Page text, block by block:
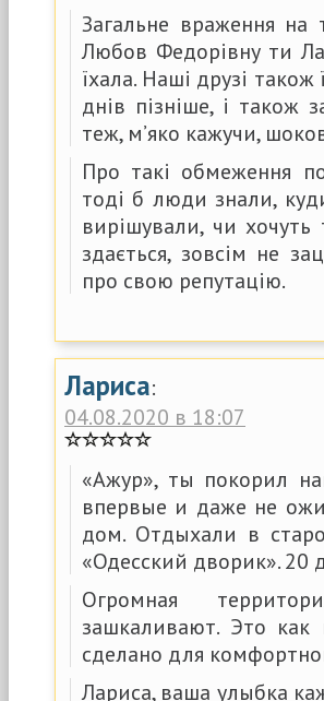
Загальне враження на
Любов Федорівну ти
їхала. Наші друзі
днів пізніше, і також
теж, м’яко кажучи,
Про такі обмеження
тоді б люди знали,
вирішували, чи хочуть
здається, зовсім не
про свою репутацію.
Лариса:
04.08.2020 в 18:07
«Ажур», ты покорил
впервые и даже не
дом. Отдыхали в
«Одесский дворик».
Огромная
зашкаливают. Это как
сделано для
Лариса, ваша улыбка